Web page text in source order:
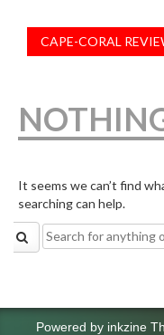
CAPE-CORAL
It seems we can’t find
searching can help.
Search
for:
Powered by inkzine